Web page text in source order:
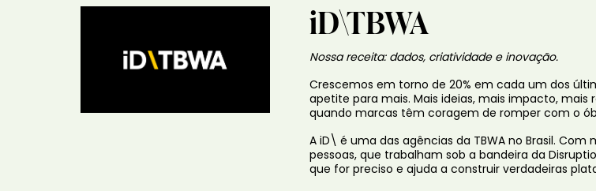
iD\TBWA
Nossa receita: dados, criatividade e inovação.
Crescemos em torno de 20% em cada um dos
apetite para mais. Mais ideias, mais impacto, mais
quando marcas têm coragem de romper com o
A iD\ é uma das agências da TBWA no Brasil.
pessoas, que trabalham sob a bandeira da
que for preciso e ajuda a construir verdadeiras